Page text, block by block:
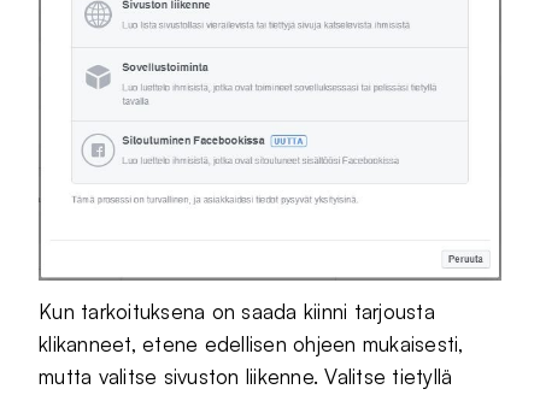
Kun tarkoituksena on saada kiinni tarjousta
klikanneet, etene edellisen ohjeen mukaisesti,
mutta valitse sivuston liikenne. Valitse tietyllä